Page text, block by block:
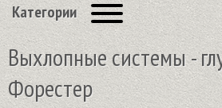
Категории
Выхлопные системы -
Форестер